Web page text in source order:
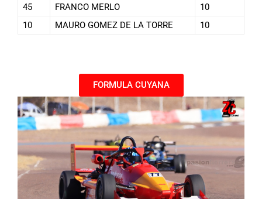
45
FRANCO MERLO
10
10
MAURO GOMEZ DE LA TORRE 10
FORMULA CUYANA